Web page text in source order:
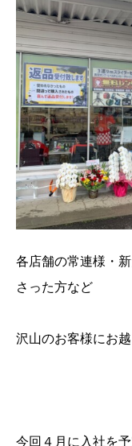
各店舗の常連様・
さった方など
沢山のお客様にお
今回４月に入社を